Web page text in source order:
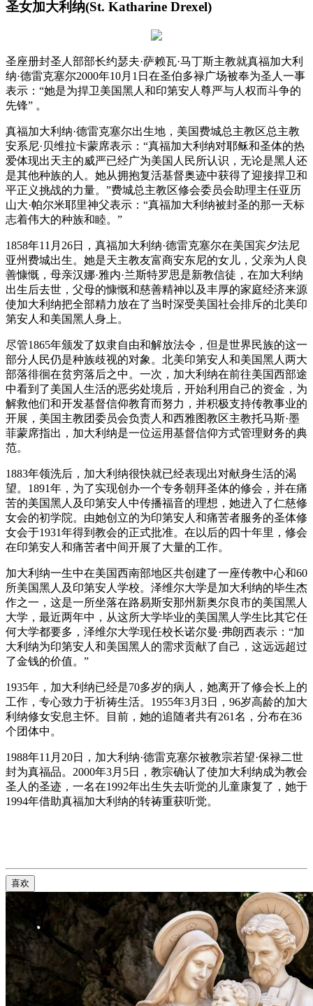
圣女加大利纳(St. Katharine Drexel)
圣座册封圣人部部长约瑟夫·萨赖瓦·马丁斯主教就真福加大利
纳·德雷克塞尔2000年10月1日在圣伯多禄广场被奉为圣人一事
表示：“她是为捍卫美国黑人和印第安人尊严与人权而斗争的
先锋” 。
真福加大利纳·德雷克塞尔出生地，美国费城总主教区总主教
安系尼·贝维拉卡蒙席表示：“真福加大利纳对耶稣和圣体的热
爱体现出天主的威严已经广为美国人民所认识，无论是黑人还
是其他种族的人。她从拥抱复活基督奥迹中获得了迎接捍卫和
平正义挑战的力量。”费城总主教区修会委员会助理主任亚历
山大·帕尔米耶里神父表示：“真福加大利纳被封圣的那一天标
志着伟大的种族和睦。”
1858年11月26日，真福加大利纳·德雷克塞尔在美国宾夕法尼
亚州费城出生。她是天主教友富商安东尼的女儿，父亲为人良
善慷慨，母亲汉娜·雅内·兰斯特罗思是新教信徒，在加大利纳
出生后去世，父母的慷慨和慈善精神以及丰厚的家庭经济来源
使加大利纳把全部精力放在了当时深受美国社会排斥的北美印
第安人和美国黑人身上。
尽管1865年颁发了奴隶自由和解放法令，但是世界民族的这一
部分人民仍是种族歧视的对象。北美印第安人和美国黑人两大
部落徘徊在贫穷落后之中。一次，加大利纳在前往美国西部途
中看到了美国人生活的恶劣处境后，开始利用自己的资金，为
解救他们和开发基督信仰教育而努力，并积极支持传教事业的
开展，美国主教团委员会负责人和西雅图教区主教托马斯·墨
菲蒙席指出，加大利纳是一位运用基督信仰方式管理财务的典
范。
1883年领洗后，加大利纳很快就已经表现出对献身生活的渴
望。1891年，为了实现创办一个专务朝拜圣体的修会，并在痛
苦的美国黑人及印第安人中传播福音的理想，她进入了仁慈修
女会的初学院。由她创立的为印第安人和痛苦者服务的圣体修
女会于1931年得到教会的正式批准。在以后的四十年里，修会
在印第安人和痛苦者中间开展了大量的工作。
加大利纳一生中在美国西南部地区共创建了一座传教中心和60
所美国黑人及印第安人学校。泽维尔大学是加大利纳的毕生杰
作之一，这是一所坐落在路易斯安那州新奥尔良市的美国黑人
大学，最近两年中，从这所大学毕业的美国黑人学生比其它任
何大学都要多，泽维尔大学现任校长诺尔曼·弗朗西表示：“加
大利纳为印第安人和美国黑人的需求贡献了自己，这远远超过
了金钱的价值。”
1935年，加大利纳已经是70多岁的病人，她离开了修会长上的
工作，专心致力于祈祷生活。1955年3月3日，96岁高龄的加大
利纳修女安息主怀。目前，她的追随者共有261名，分布在36
个团体中。
1988年11月20日，加大利纳·德雷克塞尔被教宗若望·保禄二世
封为真福品。2000年3月5日，教宗确认了使加大利纳成为教会
圣人的圣迹，一名在1992年出生失去听觉的儿童康复了，她于
1994年借助真福加大利纳的转祷重获听觉。
喜欢